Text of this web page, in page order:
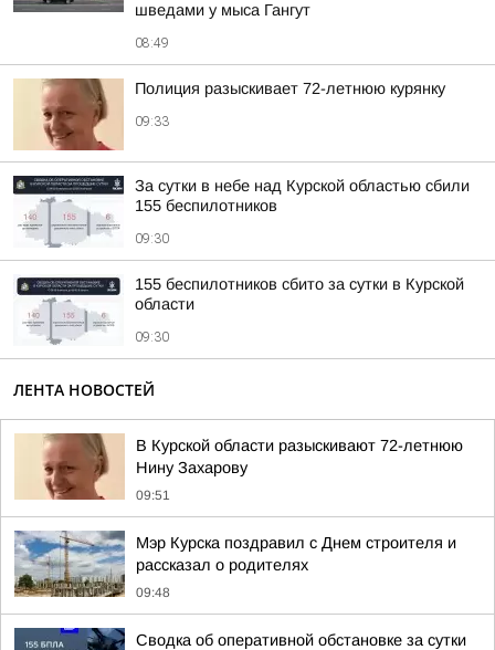
шведами у мыса Гангут
08:49
Полиция разыскивает 72-летнюю курянку
09:33
За сутки в небе над Курской областью сбили
155 беспилотников
09:30
155 беспилотников сбито за сутки в Курской
области
09:30
ЛЕНТА НОВОСТЕЙ
В Курской области разыскивают 72-летнюю
Нину Захарову
09:51
Мэр Курска поздравил с Днем строителя и
рассказал о родителях
09:48
Сводка об оперативной обстановке за сутки